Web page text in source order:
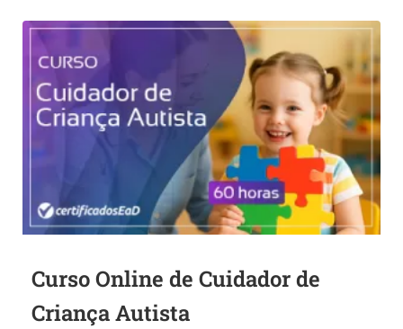
Curso Online de Cuidador de
Criança Autista